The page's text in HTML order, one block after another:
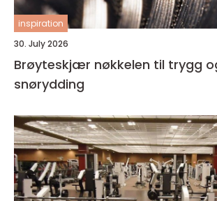
inspiration
30. July 2026
Brøyteskjær nøkkelen til trygg og effektiv
snørydding